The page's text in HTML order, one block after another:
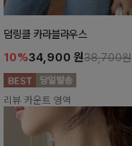
덤링클 카라블라우스
10%34,900 원38,700원
리뷰 카운트 영역